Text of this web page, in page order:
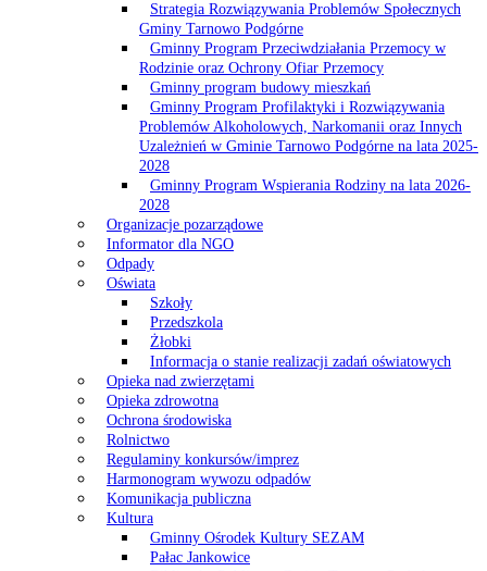
Strategia Rozwiązywania Problemów Społecznych
Gminy Tarnowo Podgórne
Gminny Program Przeciwdziałania Przemocy w
Rodzinie oraz Ochrony Ofiar Przemocy
Gminny program budowy mieszkań
Gminny Program Profilaktyki i Rozwiązywania
Problemów Alkoholowych, Narkomanii oraz Innych
Uzależnień w Gminie Tarnowo Podgórne na lata 2025-
2028
Gminny Program Wspierania Rodziny na lata 2026-
2028
Organizacje pozarządowe
Informator dla NGO
Odpady
Oświata
Szkoły
Przedszkola
Żłobki
Informacja o stanie realizacji zadań oświatowych
Opieka nad zwierzętami
Opieka zdrowotna
Ochrona środowiska
Rolnictwo
Regulaminy konkursów/imprez
Harmonogram wywozu odpadów
Komunikacja publiczna
Kultura
Gminny Ośrodek Kultury SEZAM
Pałac Jankowice